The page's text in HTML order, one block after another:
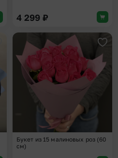
4 299 ₽
Добавить в избранное
Букет из 15 малиновых роз (60
см)